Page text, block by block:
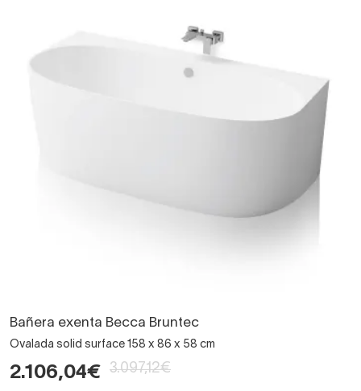
Bañera exenta Becca Bruntec
Ovalada solid surface 158 x 86 x 58 cm
2.106,04€ 3.097,12€